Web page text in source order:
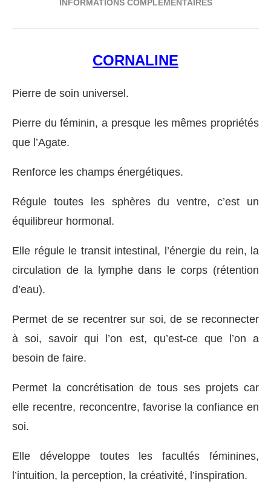
INFORMATIONS COMPLÉMENTAIRES
CORNALINE
Pierre de soin universel.
Pierre du féminin, a presque les mêmes propriétés
que l’Agate.
Renforce les champs énergétiques.
Régule toutes les sphères du ventre, c’est un
équilibreur hormonal.
Elle régule le transit intestinal, l’énergie du rein, la
circulation de la lymphe dans le corps (rétention
d’eau).
Permet de se recentrer sur soi, de se reconnecter
à soi, savoir qui l’on est, qu’est-ce que l’on a
besoin de faire.
Permet la concrétisation de tous ses projets car
elle recentre, reconcentre, favorise la confiance en
soi.
Elle développe toutes les facultés féminines,
l’intuition, la perception, la créativité, l’inspiration.